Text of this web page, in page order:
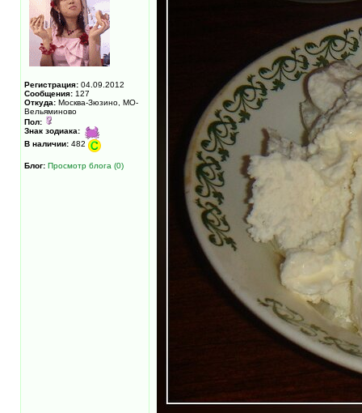
Регистрация: 04.09.2012
Сообщения: 127
Откуда: Москва-Зюзино, МО-
Вельяминово
Пол:
Знак зодиака:
В наличии: 482
Блог: Просмотр блога (0)